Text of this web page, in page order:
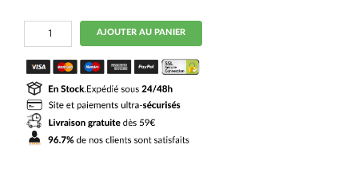
quantité
Maillot
Arsenal
Exterieur
2024
2025
Kiwior
AJOUTER AU PANIER